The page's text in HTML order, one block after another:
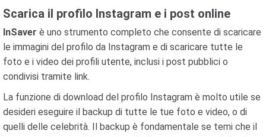
Scarica il profilo Instagram e i post online
InSaver è uno strumento completo che consente di scaricare
le immagini del profilo da Instagram e di scaricare tutte le
foto e i video dei profili utente, inclusi i post pubblici o
condivisi tramite link.
La funzione di download del profilo Instagram è molto utile se
desideri eseguire il backup di tutte le tue foto e video, o di
quelli delle celebrità. Il backup è fondamentale se temi che il